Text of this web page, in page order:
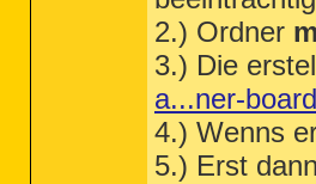
2.) Ordner
3.) Die
a...ner-
4.) Wenns
5.) Erst